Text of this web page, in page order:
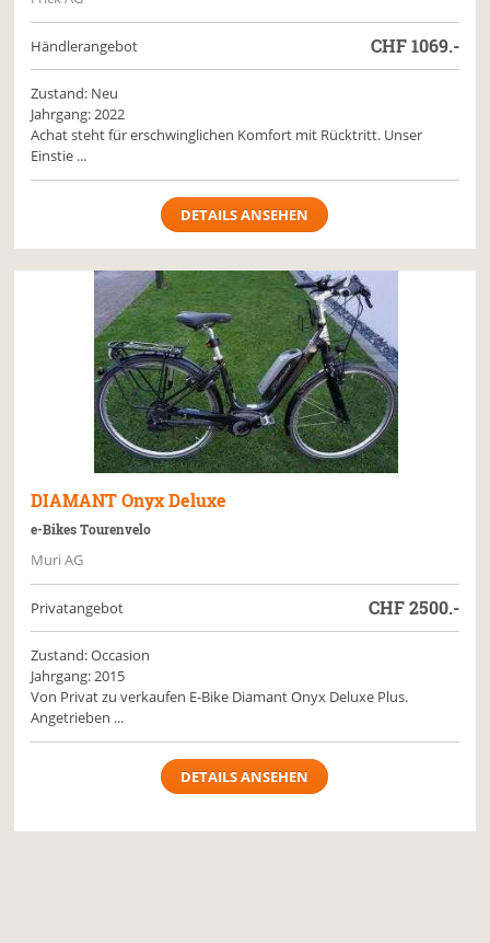
Händlerangebot CHF1069.-
Zustand: Neu
Jahrgang: 2022
Achat steht für erschwinglichen Komfort mit Rücktritt. Unser
Einstie ...
DETAILS ANSEHEN
DIAMANT Onyx Deluxe
e-Bikes Tourenvelo
Muri AG
Privatangebot CHF2500.-
Zustand: Occasion
Jahrgang: 2015
Von Privat zu verkaufen E-Bike Diamant Onyx Deluxe Plus.
Angetrieben ...
DETAILS ANSEHEN